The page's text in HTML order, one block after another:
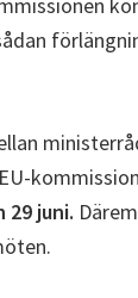
29 juni.